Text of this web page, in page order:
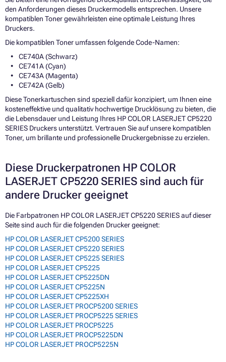
den Anforderungen dieses Druckermodells entsprechen. Unsere
kompatiblen Toner gewährleisten eine optimale Leistung Ihres
Druckers.
Die kompatiblen Toner umfassen folgende Code-Namen:
CE740A (Schwarz)
CE741A (Cyan)
CE743A (Magenta)
CE742A (Gelb)
Diese Tonerkartuschen sind speziell dafür konzipiert, um Ihnen eine
kosteneffektive und qualitativ hochwertige Drucklösung zu bieten, die
die Lebensdauer und Leistung Ihres HP COLOR LASERJET CP5220
SERIES Druckers unterstützt. Vertrauen Sie auf unsere kompatiblen
Toner, um brillante und professionelle Druckergebnisse zu erzielen.
Diese Druckerpatronen HP COLOR
LASERJET CP5220 SERIES sind auch für
andere Drucker geeignet
Die Farbpatronen HP COLOR LASERJET CP5220 SERIES auf dieser
Seite sind auch für die folgenden Drucker geeignet:
HP COLOR LASERJET CP5200 SERIES
HP COLOR LASERJET CP5220 SERIES
HP COLOR LASERJET CP5225 SERIES
HP COLOR LASERJET CP5225
HP COLOR LASERJET CP5225DN
HP COLOR LASERJET CP5225N
HP COLOR LASERJET CP5225XH
HP COLOR LASERJET PROCP5200 SERIES
HP COLOR LASERJET PROCP5225 SERIES
HP COLOR LASERJET PROCP5225
HP COLOR LASERJET PROCP5225DN
HP COLOR LASERJET PROCP5225N